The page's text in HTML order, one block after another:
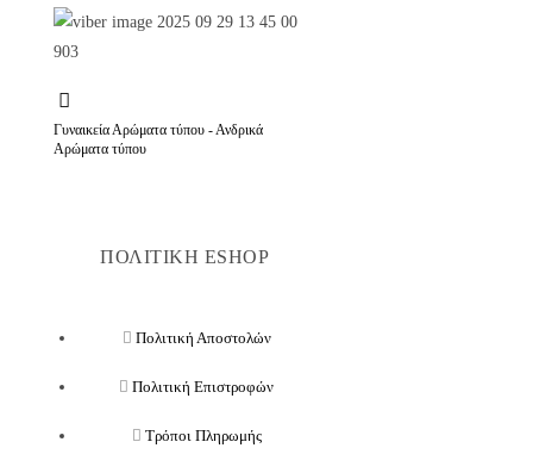
Γυναικεία Αρώματα τύπου - Ανδρικά
Αρώματα τύπου
ΠΟΛΙΤΙΚΗ ESHOP
Πολιτική Αποστολών
Πολιτική Επιστροφών
Τρόποι Πληρωμής